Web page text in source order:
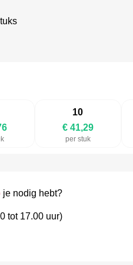
10
€ 41,29
per stuk
je nodig hebt?
tot 17.00 uur)